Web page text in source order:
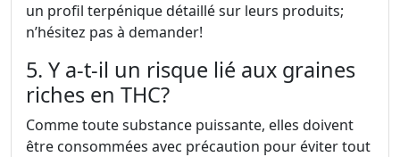
un profil terpénique détaillé sur leurs produits;
n’hésitez pas à demander!
5. Y a-t-il un risque lié aux graines
riches en THC?
Comme toute substance puissante, elles doivent
être consommées avec précaution pour éviter tout